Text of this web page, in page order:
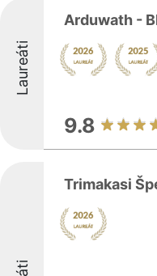
Laureáti
Arduwath -
9.8
Trimakasi